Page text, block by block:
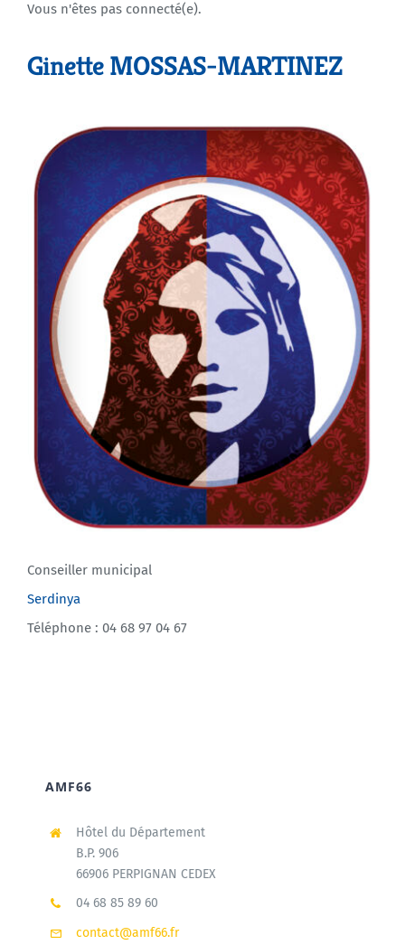
Agenda
Vous n'êtes pas connecté(e).
Ginette MOSSAS-MARTINEZ
Conseiller municipal
Serdinya
Téléphone : 04 68 97 04 67
AMF66
Hôtel du Département
B.P. 906
66906 PERPIGNAN CEDEX
04 68 85 89 60
contact@amf66.fr